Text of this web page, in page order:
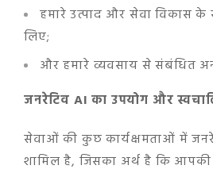
हमारे उत्पाद और सेवा विकास
लिए;
और हमारे व्यवसाय से संबंधित
जनरेटिव AI का उपयोग और
सेवाओं की कुछ कार्यक्षमताओं में
शामिल है, जिसका अर्थ है कि आपकी